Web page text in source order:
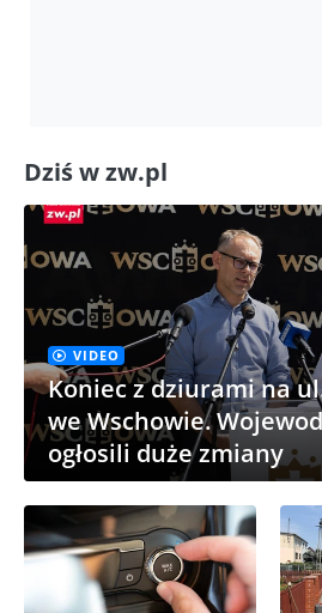
Dziś w zw.pl
VIDEO
Koniec z dziurami na
we Wschowie.
ogłosili duże zmiany